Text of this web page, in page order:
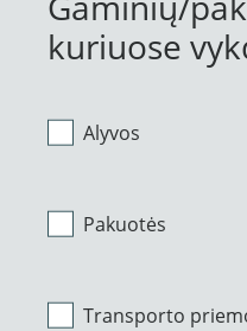
kuriuose
Alyvos
Pakuotės
Transporto